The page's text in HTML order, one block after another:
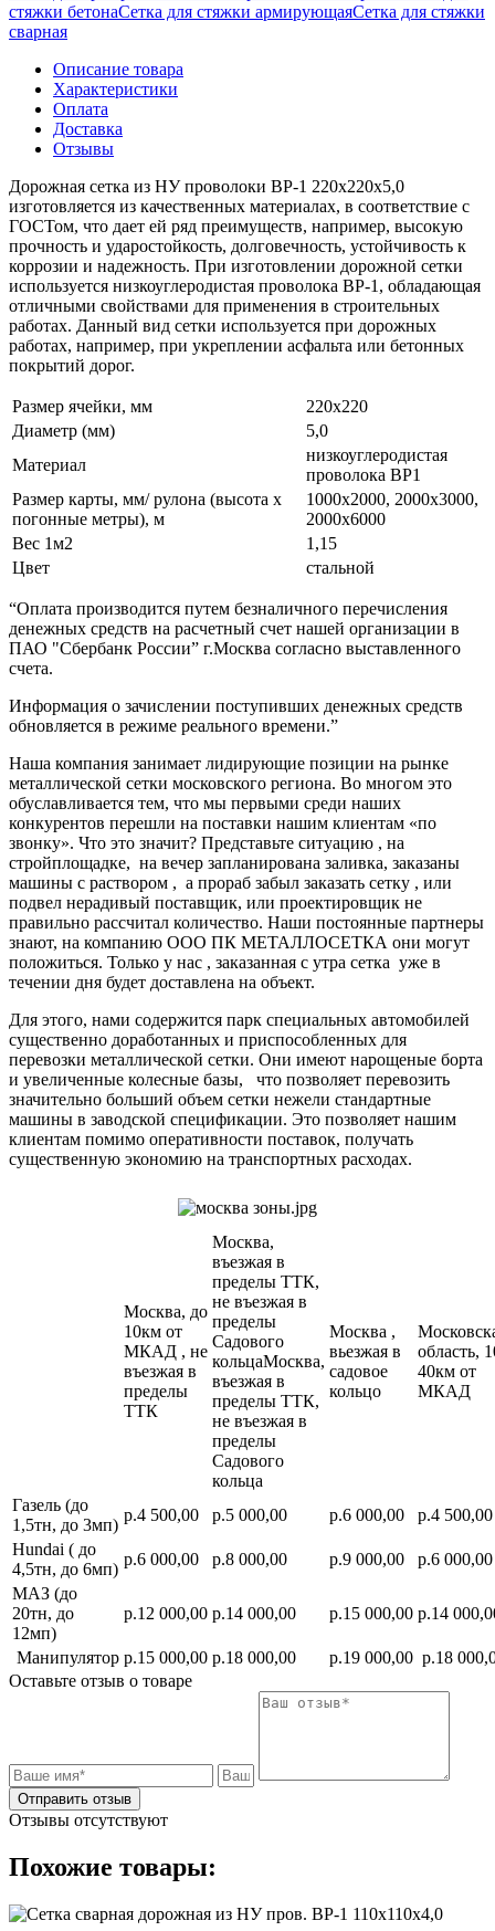
стяжки бетонаСетка для стяжки армирующаяСетка для стяжки
сварная
Описание товара
Характеристики
Оплата
Доставка
Отзывы
Дорожная сетка из НУ проволоки ВР-1 220х220х5,0
изготовляется из качественных материалах, в соответствие с
ГОСТом, что дает ей ряд преимуществ, например, высокую
прочность и ударостойкость, долговечность, устойчивость к
коррозии и надежность. При изготовлении дорожной сетки
используется низкоуглеродистая проволока ВР-1, обладающая
отличными свойствами для применения в строительных
работах. Данный вид сетки используется при дорожных
работах, например, при укреплении асфальта или бетонных
покрытий дорог.
Размер ячейки, мм
220х220
Диаметр (мм)
5,0
Материал
низкоуглеродистая
проволока ВР1
Размер карты, мм/ рулона (высота х
погонные метры), м
1000х2000, 2000х3000,
2000х6000
Вес 1м2
1,15
Цвет
стальной
“Оплата производится путем безналичного перечисления
денежных средств на расчетный счет нашей организации в
ПАО "Сбербанк России” г.Москва согласно выставленного
счета.
Информация о зачислении поступивших денежных средств
обновляется в режиме реального времени.”
Наша компания занимает лидирующие позиции на рынке
металлической сетки московского региона. Во многом это
обуславливается тем, что мы первыми среди наших
конкурентов перешли на поставки нашим клиентам «по
звонку». Что это значит? Представьте ситуацию , на
стройплощадке, на вечер запланирована заливка, заказаны
машины с раствором , а прораб забыл заказать сетку , или
подвел нерадивый поставщик, или проектировщик не
правильно рассчитал количество. Наши постоянные партнеры
знают, на компанию ООО ПК МЕТАЛЛОСЕТКА они могут
положиться. Только у нас , заказанная с утра сетка уже в
течении дня будет доставлена на объект.
Для этого, нами содержится парк специальных автомобилей
существенно доработанных и приспособленных для
перевозки металлической сетки. Они имеют нарощеные борта
и увеличенные колесные базы, что позволяет перевозить
значительно больший объем сетки нежели стандартные
машины в заводской спецификации. Это позволяет нашим
клиентам помимо оперативности поставок, получать
существенную экономию на транспортных расходах.
Москва, до
10км от
МКАД , не
въезжая в
пределы
ТТК
Москва,
въезжая в
пределы ТТК,
не въезжая в
пределы
Садового
кольцаМосква,
въезжая в
пределы ТТК,
не въезжая в
пределы
Садового
кольца
Москва ,
вьезжая в
садовое
кольцо
область,
40км от
МКАД
Газель (до
1,5тн, до 3мп)
р.4 500,00 р.5 000,00 р.6 000,00
р.4 500,00
Hundai ( до
4,5тн, до 6мп)
р.6 000,00 р.8 000,00 р.9 000,00
р.6 000,00
МАЗ (до
20тн, до
12мп)
р.12 000,00 р.14 000,00 р.15 000,00 р.14
Манипулятор р.15 000,00 р.18 000,00 р.19 000,00 р.18
Оставьте отзыв о товаре
Отправить отзыв
Отзывы отсутствуют
Похожие товары: